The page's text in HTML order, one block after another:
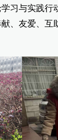
与实践行
、友爱、互